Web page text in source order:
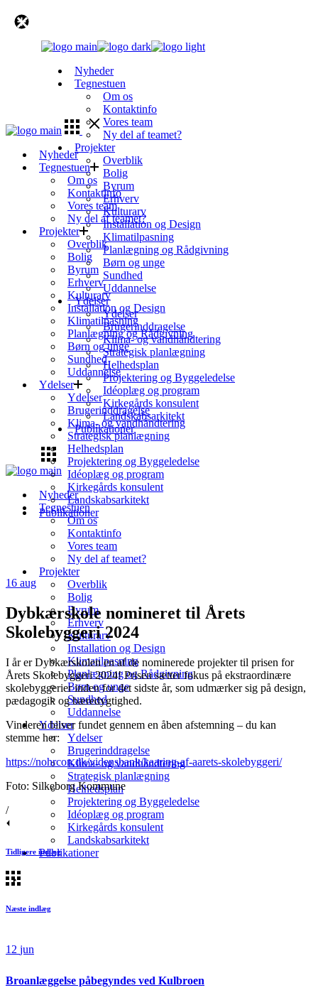
Nyheder
Tegnestuen
Om os
Kontaktinfo
Vores team
Ny del af teamet?
Projekter
Overblik
Bolig
Byrum
Erhverv
Kulturarv
Installation og Design
Klimatilpasning
Planlægning og Rådgivning
Børn og unge
Sundhed
Uddannelse
Ydelser
Ydelser
Brugerinddragelse
Klima- og vandhåndtering
Strategisk planlægning
Helhedsplan
Projektering og Byggeledelse
Idéoplæg og program
Kirkegårds konsulent
Landskabsarkitekt
Publikationer
Nyheder
Tegnestuen
Om os
Kontaktinfo
Vores team
Ny del af teamet?
Projekter
Overblik
Bolig
Byrum
Erhverv
Kulturarv
Installation og Design
Klimatilpasning
Planlægning og Rådgivning
Børn og unge
Sundhed
Uddannelse
Ydelser
Ydelser
Brugerinddragelse
Klima- og vandhåndtering
Strategisk planlægning
Helhedsplan
Projektering og Byggeledelse
Idéoplæg og program
Kirkegårds konsulent
Landskabsarkitekt
Publikationer
Nyheder
Tegnestuen
Om os
Kontaktinfo
Vores team
Ny del af teamet?
Projekter
Overblik
Bolig
Byrum
Erhverv
Kulturarv
Installation og Design
Klimatilpasning
Planlægning og Rådgivning
Børn og unge
Sundhed
Uddannelse
Ydelser
Ydelser
Brugerinddragelse
Klima- og vandhåndtering
Strategisk planlægning
Helhedsplan
Projektering og Byggeledelse
Idéoplæg og program
Kirkegårds konsulent
Landskabsarkitekt
Publikationer
16 aug
Dybkærskole nomineret til Årets
Skolebyggeri 2024
I år er Dybkærskolen en af de nominerede projekter til prisen for
Årets Skolebyggeri 2024! Prisen sætter fokus på ekstraordinære
skolebyggerier inden for det sidste år, som udmærker sig på design,
pædagogik og bæredygtighed.
Vinderen bliver fundet gennem en åben afstemning – du kan
stemme her:
https://nohrcon.dk/vidensbank/kaaring-af-aarets-skolebyggeri/
Foto: Silkeborg Kommune
/
Tidligere indlæg
Næste indlæg
12 jun
Broanlæggelse påbegyndes ved Kulbroen